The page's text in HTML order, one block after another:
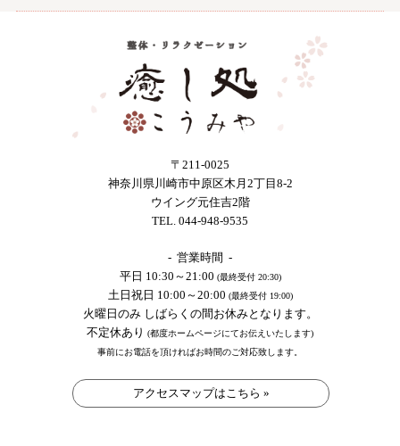
〒211-0025
神奈川県川崎市中原区木月2丁目8-2
ウイング元住吉2階
TEL. 044-948-9535
- 営業時間 -
平日 10:30～21:00 (最終受付 20:30)
土日祝日 10:00～20:00 (最終受付 19:00)
火曜日のみ しばらくの間お休みとなります。
不定休あり (都度ホームページにてお伝えいたします)
事前にお電話を頂ければお時間のご対応致します。
アクセスマップはこちら »